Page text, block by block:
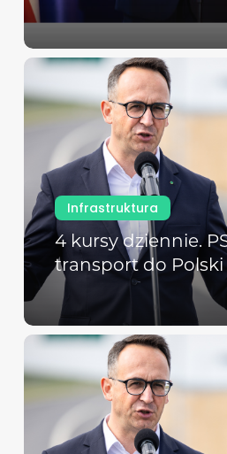
Infrastruktura
4 kursy dziennie.
transport do